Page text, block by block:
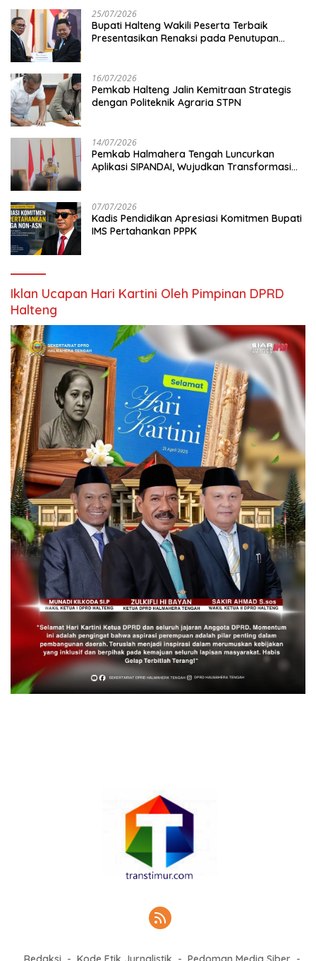
25/07/2026
Bupati Halteng Wakili Peserta Terbaik
Presentasikan Renaksi pada Penutupan
16/07/2026
Pemkab Halteng Jalin Kemitraan Strategis
dengan Politeknik Agraria STPN
14/07/2026
Pemkab Halmahera Tengah Luncurkan
Aplikasi SIPANDAI, Wujudkan Transformasi
07/07/2026
Kadis Pendidikan Apresiasi Komitmen Bupati
IMS Pertahankan PPPK
Iklan Ucapan Hari Kartini Oleh Pimpinan DPRD
Halteng